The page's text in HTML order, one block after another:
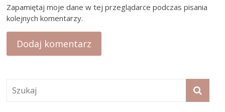
Zapamiętaj moje dane w tej przeglądarce podczas pisania
kolejnych komentarzy.